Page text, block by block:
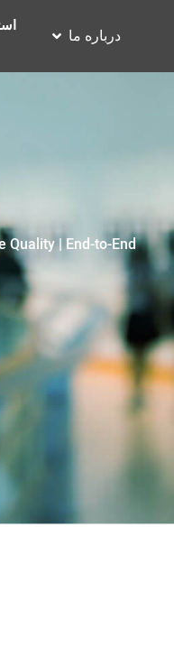
درباره ما
Quality | End-to-End